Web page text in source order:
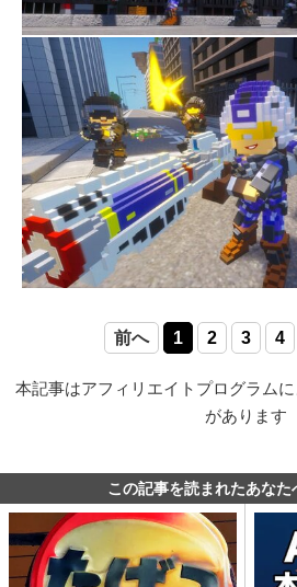
前へ 1 2 3 4
本記事はアフィリエイトプログラム
があります
この記事を読まれたあなた